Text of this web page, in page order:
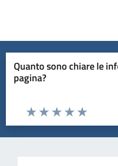
Quanto sono chiare le
pagina?
Valuta da 1 a 5 stelle la pagina
Valuta 5
Valuta 4 stelle
Valuta 3 stelle su 5
Valuta 2 stelle su 5
Valuta 1 stelle su 5